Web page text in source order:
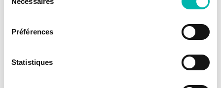
Préférences
Statistiques